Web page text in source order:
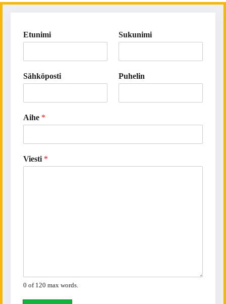
Etunimi Sukunimi
Sähköposti Puhelin
Aihe *
Viesti *
0 of 120 max words.